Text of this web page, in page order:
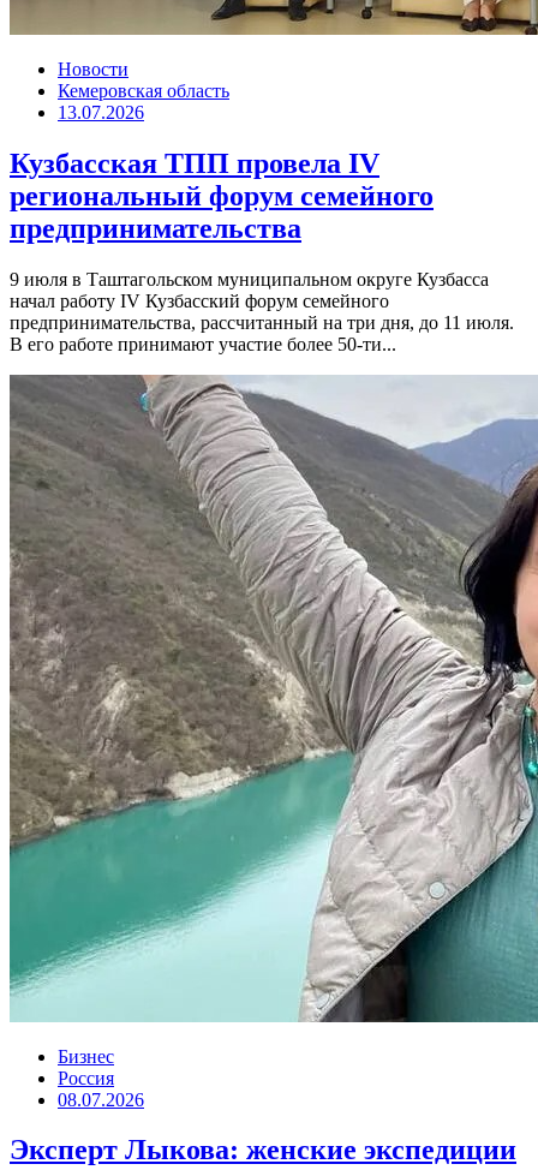
Новости
Кемеровская область
13.07.2026
Кузбасская ТПП провела IV
региональный форум семейного
предпринимательства
9 июля в Таштагольском муниципальном округе Кузбасса
начал работу IV Кузбасский форум семейного
предпринимательства, рассчитанный на три дня, до 11 июля.
В его работе принимают участие более 50-ти...
Бизнес
Россия
08.07.2026
Эксперт Лыкова: женские экспедиции